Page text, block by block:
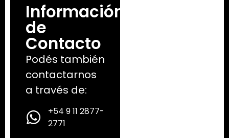
Información
de
Contacto
Podés también
contactarnos
a través de:
+54 9 11 2877-
2771